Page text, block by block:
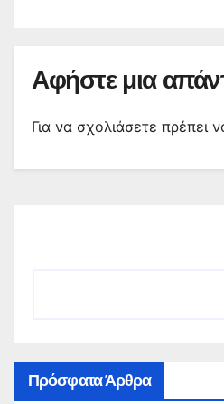
Αφήστε μια
Για να σχολιάσετε πρέπει
Πρόσφατα Άρθρα